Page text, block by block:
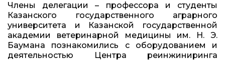
Члены делегации – профессора и студенты
Казанского государственного аграрного
университета и Казанской государственной
академии ветеринарной медицины им. Н. Э.
Баумана познакомились с оборудованием и
деятельностью Центра реинжиниринга